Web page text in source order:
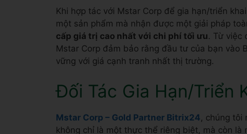
Khi hợp tác với Mstar Corp để gia hạn/triển
một sản phẩm mà nhận được một giải pháp
cấp giá trị cao nhất với chi phí tối ưu . Từ việc
Mstar Corp đảm bảo rằng đầu tư của bạn vào
Đối Tác Gia Hạn/Triển
Mstar Corp – Gold Partner Bitrix24 , chúng